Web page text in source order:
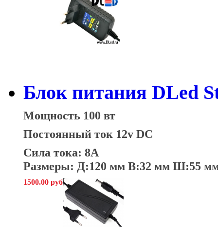
Блок питания DLed
Мощность 100 вт
Постоянный ток 12v DC
Сила тока: 8А
Размеры: Д:120 мм В:32 мм Ш:55
1500.00 руб